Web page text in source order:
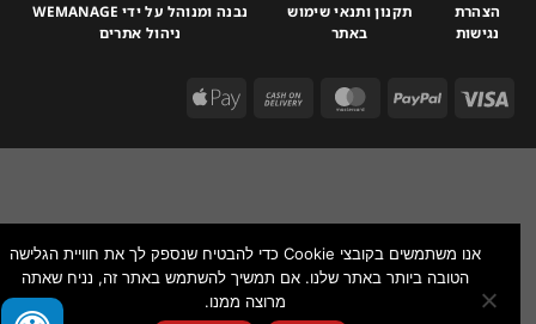
הצהרת
נגישות
תקנון ותנאי שימוש
באתר
נבנה ומנוהל על ידי WEMANAGE
ניהול אתרים
אנו משתמשים בקובצי Cookie כדי להבטיח שנספק לך את חוויית הגלישה
הטובה ביותר באתר שלנו. אם תמשיך להשתמש באתר זה, נניח שאתה
מרוצה ממנו.